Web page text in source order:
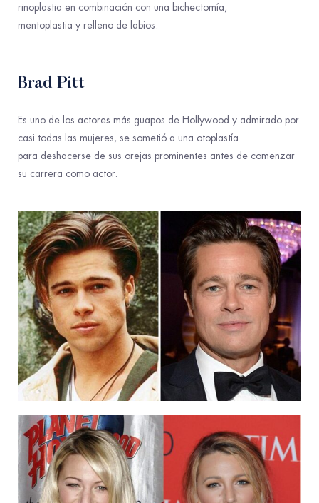
rinoplastia en combinación con una bichectomía,
mentoplastia y relleno de labios.
Brad Pitt
Es uno de los actores más guapos de Hollywood y admirado por
casi todas las mujeres, se sometió a una otoplastía
para deshacerse de sus orejas prominentes antes de comenzar
su carrera como actor.